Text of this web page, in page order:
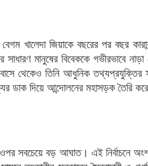
খালেদা জিয়াকে বছরের পর বছর
মানুষের বিবেককে গভীরভাবে নাড়া
থেকেও তিনি আধুনিক তথ্যপ্রযুক্তির
ডাক দিয়ে আন্দোলনের মহাসড়ক তৈরি
ওপর সবচেয়ে বড় আঘাত। এই নির্বাচনে